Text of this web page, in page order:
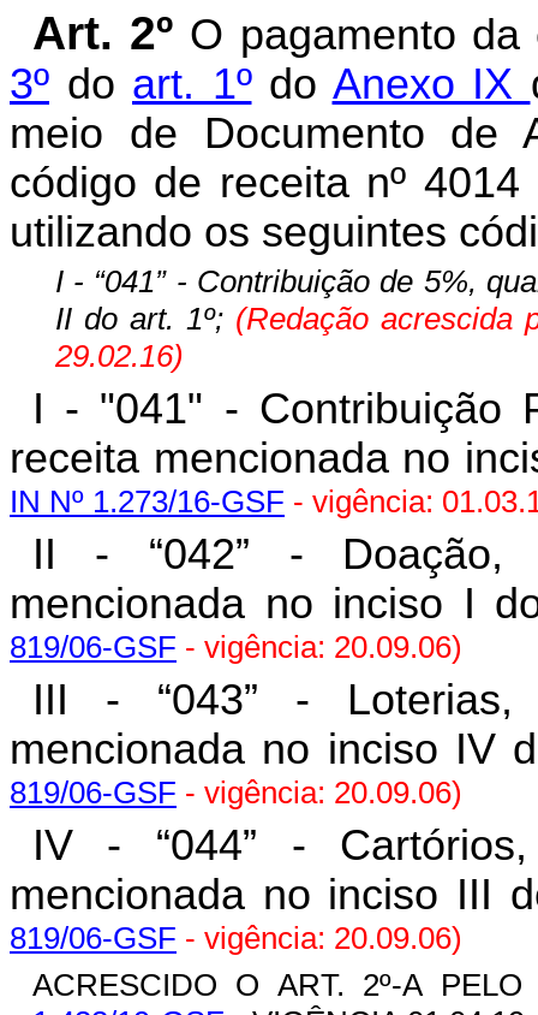
Art. 2º O pagamento
3º do art. 1ºdo Anexo IX
meio de Documento de
código de receita nº 4014
utilizando os seguintes
I - “041” - Contribuição de 5%,
II do art. 1º; (Redação acrescida
29.02.16)
I - "041" - Contribuição
receita mencionada no
IN Nº 1.273/16-GSF - vigência:
II - “042” - Doação,
mencionada no inciso I
819/06-GSF - vigência: 20.09.06)
III - “043” -
mencionada no inciso IV
819/06-GSF - vigência: 20.09.06)
IV - “044” -
mencionada no inciso III
819/06-GSF - vigência: 20.09.06)
ACRESCIDO O ART. 2º-A